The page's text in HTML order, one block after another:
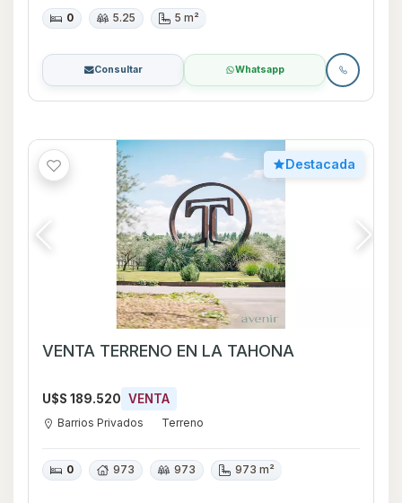
0 5.25 5 m²
Consultar Whatsapp
Destacada
VENTA TERRENO EN LA TAHONA
U$S 189.520 VENTA
Barrios Privados Terreno
0 973 973 973 m²